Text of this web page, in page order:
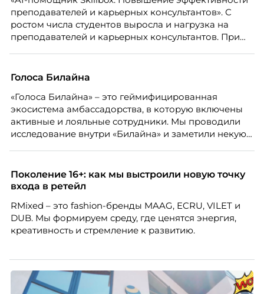
преподавателей и карьерных консультантов». С
ростом числа студентов выросла и нагрузка на
преподавателей и карьерных консультантов. При
повысить эффективность сотрудников, ускорить
масштабироваться без роста команды. Так и
появился AI-помощник, встроенный в платформу
Skillbox.
Голоса Билайна
«Голоса Билайна» – это геймифицированная
экосистема амбассадорства, в которую включены
активные и лояльные сотрудники. Мы проводили
исследование внутри «Билайна» и заметили некую
благодарности и публичного признания.
Поколение 16+: как мы выстроили новую точку
входа в ретейл
RMixed – это fashion-бренды MAAG, ECRU, VILET и
DUB. Мы формируем среду, где ценятся энергия,
креативность и стремление к развитию.